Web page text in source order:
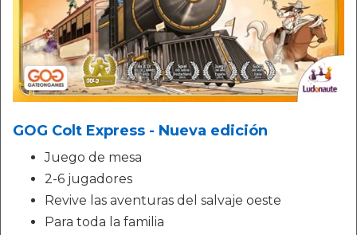
GOG Colt Express - Nueva edición
Juego de mesa
2-6 jugadores
Revive las aventuras del salvaje oeste
Para toda la familia